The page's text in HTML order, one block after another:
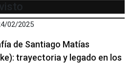
02/2025
de Santiago Matías
trayectoria y legado en los